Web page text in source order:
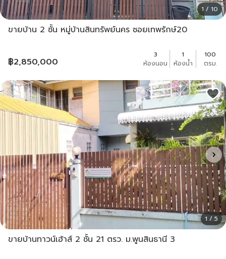
1 / 10
ขายบ้าน 2 ชั้น หมู่บ้านสินทรัพย์นคร ซอยเทพรักษ์20
฿2,850,000
3
ห้องนอน
1
ห้องน้ำ
100
ตรม.
1 / 5
ขายบ้านทาวน์เฮ้าส์ 2 ชั้น 21 ตรว. ม.พูนสินธานี 3